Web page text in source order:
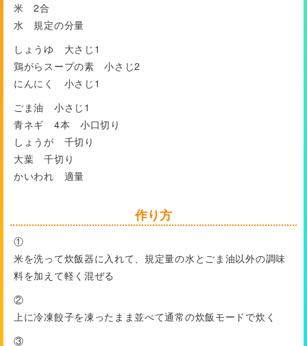
米 2合
水 規定の分量
しょうゆ 大さじ1
鶏がらスープの素 小さじ2
にんにく 小さじ1
ごま油 小さじ1
青ネギ 4本 小口切り
しょうが 千切り
大葉 千切り
かいわれ 適量
作り方
①
米を洗って炊飯器に入れて、規定量の水とごま油以外の調味
料を加えて軽く混ぜる
②
上に冷凍餃子を凍ったまま並べて通常の炊飯モードで炊く
③